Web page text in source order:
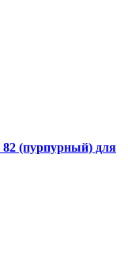
(пурпурный) для